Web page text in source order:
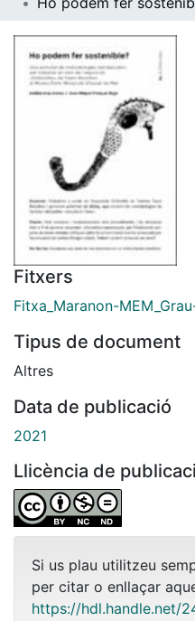
Fitxers
Fitxa_Maranon-
Tipus de document
Altres
Data de publicació
2021
Llicència de
Si us plau utilitzeu
per citar o enllaçar
https://hdl.handle.net/